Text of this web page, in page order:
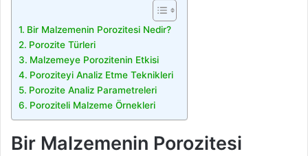
Bir Malzemenin Porozitesi Nedir?
Porozite Türleri
Malzemeye Porozitenin Etkisi
Poroziteyi Analiz Etme Teknikleri
Porozite Analiz Parametreleri
Poroziteli Malzeme Örnekleri
Bir Malzemenin Porozitesi